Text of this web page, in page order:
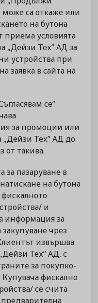
може са откаже или
на бутона
приема условията
„Дейзи Тех” АД за
устройства при
заявка в сайта на
се”
за промоции или
„Дейзи Тех” АД до
от такива.
за пазаруване в
на бутона
фискалното
и
информация за
чрез
извършва
Тех” АД, с
за покупко-
фискално
се счита